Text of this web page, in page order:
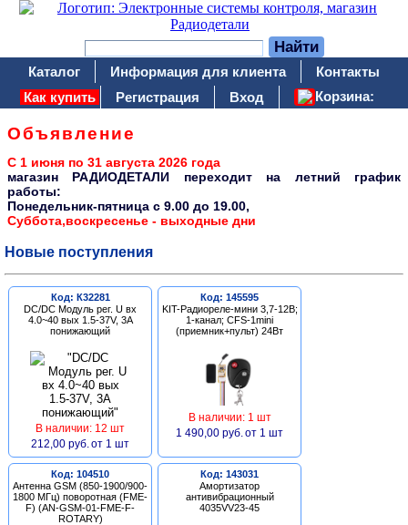
Каталог Информация для клиента
Контакты
Как купить
Регистрация Вход Корзина:
Объявление
С 1 июня по 31 августа 2026 года
магазин РАДИОДЕТАЛИ переходит на летний график
работы:
Понедельник-пятница c 9.00 до 19.00,
Суббота,воскресенье - выходные дни
Новые поступления
Код: К32281
DC/DC Модуль рег. U вх
4.0~40 вых 1.5-37V, 3A
понижающий
В наличии: 12 шт
212,00 руб. от 1 шт
Код: 145595
KIT-Радиореле-мини 3,7-12В;
1-канал; CFS-1mini
(приемник+пульт) 24Вт
В наличии: 1 шт
1 490,00 руб. от 1 шт
Код: 104510
Антенна GSM (850-1900/900-
1800 МГц) поворотная (FME-
F) (AN-GSM-01-FME-F-
ROTARY)
Код: 143031
Амортизатор
антивибрационный
4035VV23-45